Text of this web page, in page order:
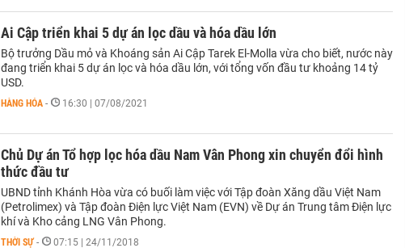
Ai Cập triển khai 5 dự án lọc dầu và hóa dầu lớn
Bộ trưởng Dầu mỏ và Khoáng sản Ai Cập Tarek El-Molla vừa cho biết, nước này
đang triển khai 5 dự án lọc và hóa dầu lớn, với tổng vốn đầu tư khoảng 14 tỷ
USD.
HÀNG HÓA - 16:30 | 07/08/2021
Chủ Dự án Tổ hợp lọc hóa dầu Nam Vân Phong xin chuyển đổi hình
thức đầu tư
UBND tỉnh Khánh Hòa vừa có buối làm việc với Tập đoàn Xăng dầu Việt Nam
(Petrolimex) và Tập đoàn Điện lực Việt Nam (EVN) về Dự án Trung tâm Điện lực
khí và Kho cảng LNG Vân Phong.
THỜI SỰ - 07:15 | 24/11/2018